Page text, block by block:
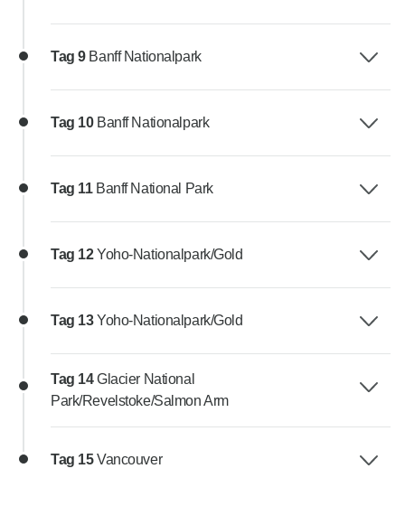
Tag 9 Banff Nationalpark
Tag 10 Banff Nationalpark
Tag 11 Banff National Park
Tag 12Yoho-Nationalpark/Gold
Tag 13Yoho-Nationalpark/Gold
Tag 14Glacier National
Park/Revelstoke/Salmon Arm
Tag 15Vancouver